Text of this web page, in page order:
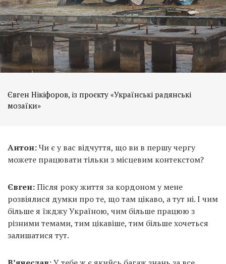
Євген Нікіфоров, із проєкту «Українські радянські
мозаїки»
Антон:Чи є у вас відчуття, що ви в першу чергу
можете працювати тільки з місцевим контекстом?
Євген:Після року життя за кордоном у мене
розвіялися думки про те, що там цікаво, а тут ні. І чим
більше я їжджу Україною, чим більше працюю з
різними темами, тим цікавіше, тим більше хочеться
залишатися тут.